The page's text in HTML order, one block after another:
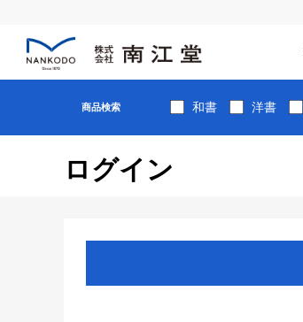
商品検索 和書 洋書
ログイン